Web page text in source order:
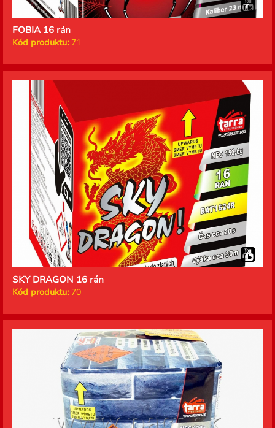
FOBIA 16 rán
Kód produktu: 71
SKY DRAGON 16 rán
Kód produktu: 70